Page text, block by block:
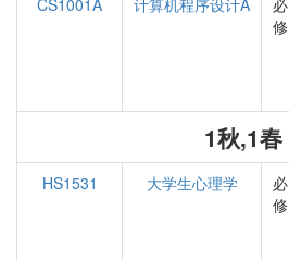
CS1001A
计算机程序设计A
必
修
1秋,1春
HS1531 大学生心理学
必
修